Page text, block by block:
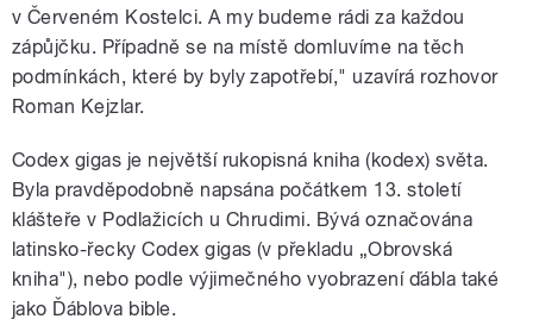
v Červeném Kostelci. A my budeme rádi za každou
zápůjčku. Případně se na místě domluvíme na těch
podmínkách, které by byly zapotřebí," uzavírá rozhovor
Roman Kejzlar.
Codex gigas je největší rukopisná kniha (kodex) světa.
Byla pravděpodobně napsána počátkem 13. století
klášteře v Podlažicích u Chrudimi. Bývá označována
latinsko-řecky Codex gigas (v překladu „Obrovská
kniha"), nebo podle výjimečného vyobrazení ďábla také
jako Ďáblova bible.